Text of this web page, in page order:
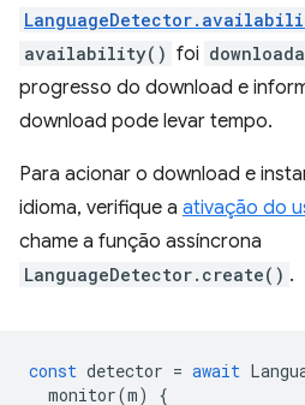
availability() foi
progresso do download e
download pode levar tempo.
Para acionar o download e
idioma, verifique a ativação do
chame a função assíncrona
LanguageDetector.create() .
const detector = await
monitor(m) {